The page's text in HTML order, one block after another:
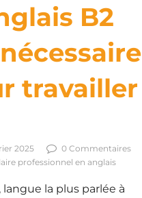
B2
travailler
2025
0 Commentaires
professionnel en anglais
langue la plus parlée à